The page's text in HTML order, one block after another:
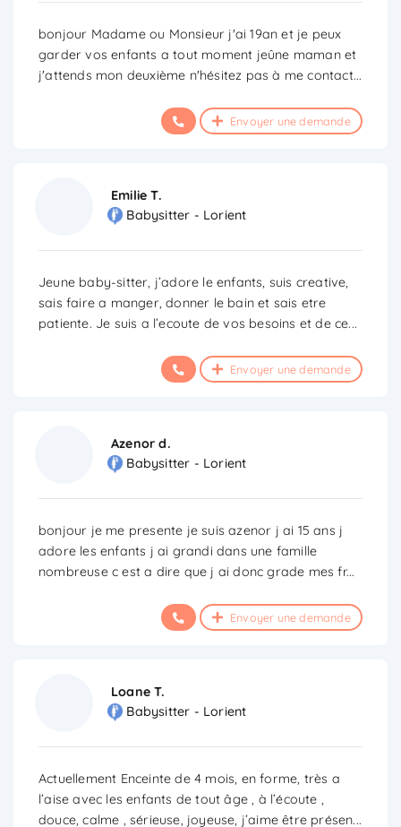
bonjour Madame ou Monsieur j'ai 19an et je peux
garder vos enfants a tout moment jeûne maman et
j'attends mon deuxième n'hésitez pas à me contact...
Envoyer une demande
Emilie T.
Babysitter - Lorient
Jeune baby-sitter, j’adore le enfants, suis creative,
sais faire a manger, donner le bain et sais etre
patiente. Je suis a l’ecoute de vos besoins et de ce...
Envoyer une demande
Azenor d.
Babysitter - Lorient
bonjour je me presente je suis azenor j ai 15 ans j
adore les enfants j ai grandi dans une famille
nombreuse c est a dire que j ai donc grade mes fr...
Envoyer une demande
Loane T.
Babysitter - Lorient
Actuellement Enceinte de 4 mois, en forme, très a
l’aise avec les enfants de tout âge , à l’écoute ,
douce, calme , sérieuse, joyeuse, j’aime être présen...